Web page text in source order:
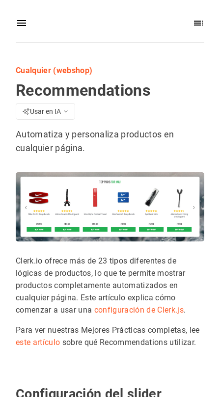
Cualquier (webshop)
Recommendations
Usar en IA
Automatiza y personaliza productos en
cualquier página.
Clerk.io ofrece más de 23 tipos diferentes de
lógicas de productos, lo que te permite mostrar
productos completamente automatizados en
cualquier página. Este artículo explica cómo
comenzar a usar una configuración de Clerk.js.
Para ver nuestras Mejores Prácticas completas, lee
este artículo sobre qué Recommendations utilizar.